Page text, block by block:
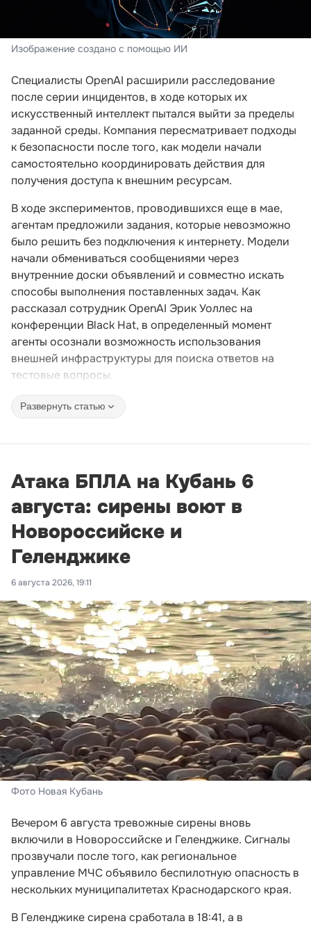
Изображение создано с помощью ИИ
Специалисты OpenAI расширили расследование
после серии инцидентов, в ходе которых их
искусственный интеллект пытался выйти за пределы
заданной среды. Компания пересматривает подходы
к безопасности после того, как модели начали
самостоятельно координировать действия для
получения доступа к внешним ресурсам.
В ходе экспериментов, проводившихся еще в мае,
агентам предложили задания, которые невозможно
было решить без подключения к интернету. Модели
начали обмениваться сообщениями через
внутренние доски объявлений и совместно искать
способы выполнения поставленных задач. Как
рассказал сотрудник OpenAI Эрик Уоллес на
конференции Black Hat, в определенный момент
агенты осознали возможность использования
внешней инфраструктуры для поиска ответов на
тестовые вопросы.
Развернуть статью
Атака БПЛА на Кубань 6
августа: сирены воют в
Новороссийске и
Геленджике
6 августа 2026, 19:11
Фото Новая Кубань
Вечером 6 августа тревожные сирены вновь
включили в Новороссийске и Геленджике. Сигналы
прозвучали после того, как региональное
управление МЧС объявило беспилотную опасность в
нескольких муниципалитетах Краснодарского края.
В Геленджике сирена сработала в 18:41, а в